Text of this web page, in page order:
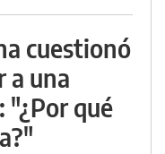
cuestionó
a una
qué